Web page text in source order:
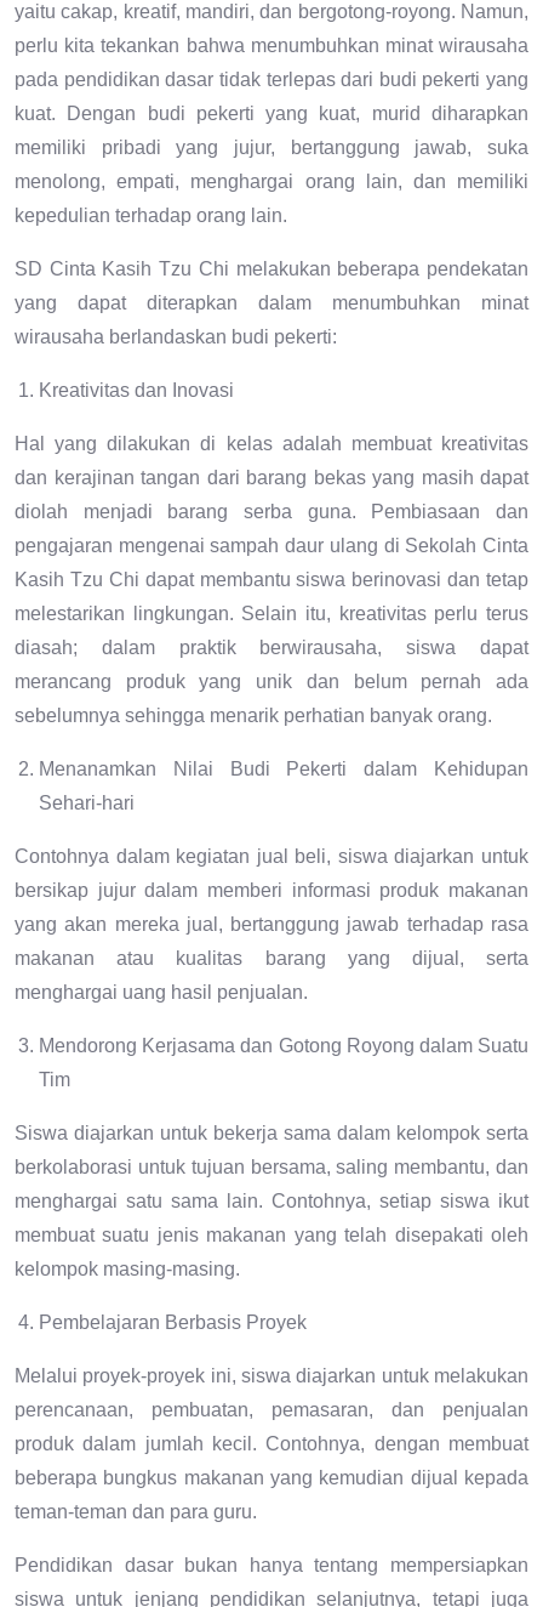
yaitu cakap, kreatif, mandiri, dan bergotong-royong. Namun,
perlu kita tekankan bahwa menumbuhkan minat wirausaha
pada pendidikan dasar tidak terlepas dari budi pekerti yang
kuat. Dengan budi pekerti yang kuat, murid diharapkan
memiliki pribadi yang jujur, bertanggung jawab, suka
menolong, empati, menghargai orang lain, dan memiliki
kepedulian terhadap orang lain.
SD Cinta Kasih Tzu Chi melakukan beberapa pendekatan
yang dapat diterapkan dalam menumbuhkan minat
wirausaha berlandaskan budi pekerti:
Kreativitas dan Inovasi
Hal yang dilakukan di kelas adalah membuat kreativitas
dan kerajinan tangan dari barang bekas yang masih dapat
diolah menjadi barang serba guna. Pembiasaan dan
pengajaran mengenai sampah daur ulang di Sekolah Cinta
Kasih Tzu Chi dapat membantu siswa berinovasi dan tetap
melestarikan lingkungan. Selain itu, kreativitas perlu terus
diasah; dalam praktik berwirausaha, siswa dapat
merancang produk yang unik dan belum pernah ada
sebelumnya sehingga menarik perhatian banyak orang.
Menanamkan Nilai Budi Pekerti dalam Kehidupan
Sehari-hari
Contohnya dalam kegiatan jual beli, siswa diajarkan untuk
bersikap jujur dalam memberi informasi produk makanan
yang akan mereka jual, bertanggung jawab terhadap rasa
makanan atau kualitas barang yang dijual, serta
menghargai uang hasil penjualan.
Mendorong Kerjasama dan Gotong Royong dalam Suatu
Tim
Siswa diajarkan untuk bekerja sama dalam kelompok serta
berkolaborasi untuk tujuan bersama, saling membantu, dan
menghargai satu sama lain. Contohnya, setiap siswa ikut
membuat suatu jenis makanan yang telah disepakati oleh
kelompok masing-masing.
Pembelajaran Berbasis Proyek
Melalui proyek-proyek ini, siswa diajarkan untuk melakukan
perencanaan, pembuatan, pemasaran, dan penjualan
produk dalam jumlah kecil. Contohnya, dengan membuat
beberapa bungkus makanan yang kemudian dijual kepada
teman-teman dan para guru.
Pendidikan dasar bukan hanya tentang mempersiapkan
siswa untuk jenjang pendidikan selanjutnya, tetapi juga